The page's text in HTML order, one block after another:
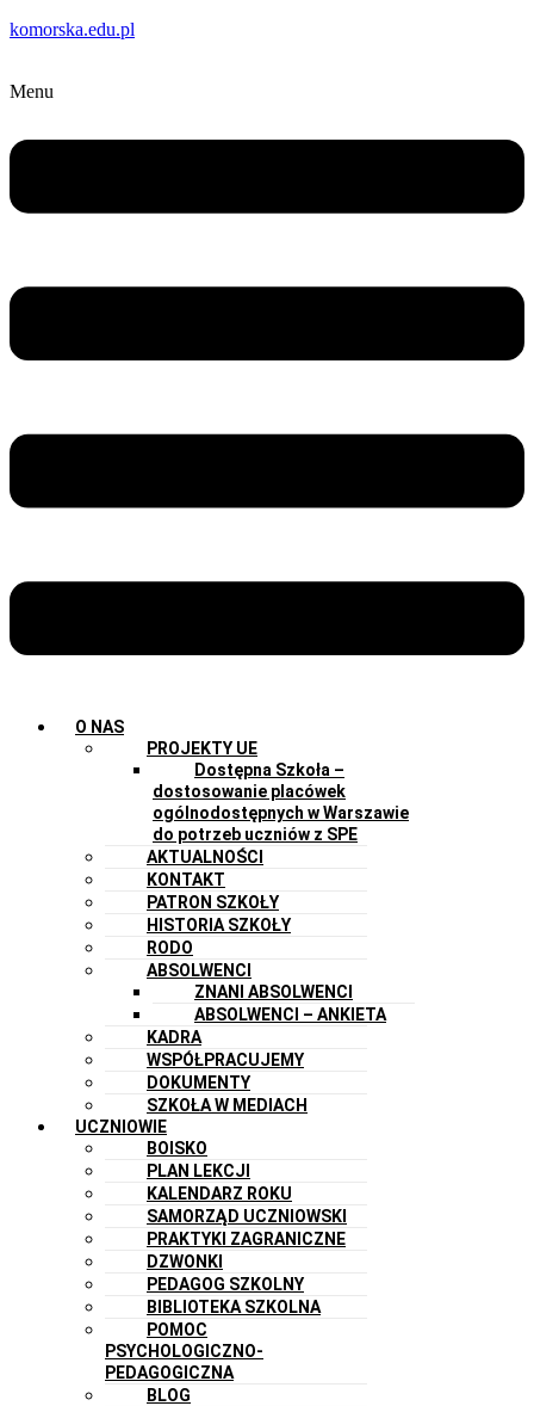
komorska.edu.pl
Menu
O NAS
PROJEKTY UE
Dostępna Szkoła –
dostosowanie placówek
ogólnodostępnych w Warszawie
do potrzeb uczniów z SPE
AKTUALNOŚCI
KONTAKT
PATRON SZKOŁY
HISTORIA SZKOŁY
RODO
ABSOLWENCI
ZNANI ABSOLWENCI
ABSOLWENCI – ANKIETA
KADRA
WSPÓŁPRACUJEMY
DOKUMENTY
SZKOŁA W MEDIACH
UCZNIOWIE
BOISKO
PLAN LEKCJI
KALENDARZ ROKU
SAMORZĄD UCZNIOWSKI
PRAKTYKI ZAGRANICZNE
DZWONKI
PEDAGOG SZKOLNY
BIBLIOTEKA SZKOLNA
POMOC
PSYCHOLOGICZNO-
PEDAGOGICZNA
BLOG